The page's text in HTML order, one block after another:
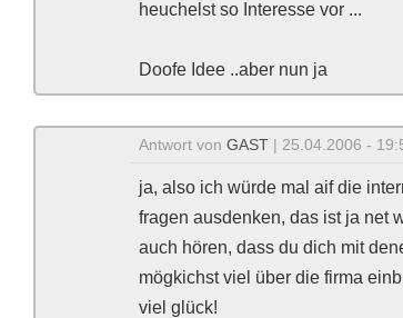
heuchelst so Interesse vor ...
Doofe Idee ..aber nun ja
Antwort von GAST | 25.04.2006 -
ja, also ich würde mal aif die
fragen ausdenken, das ist ja net
auch hören, dass du dich mit
mögkichst viel über die firma
viel glück!